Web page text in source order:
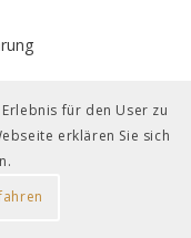
für den User zu
erklären Sie sich